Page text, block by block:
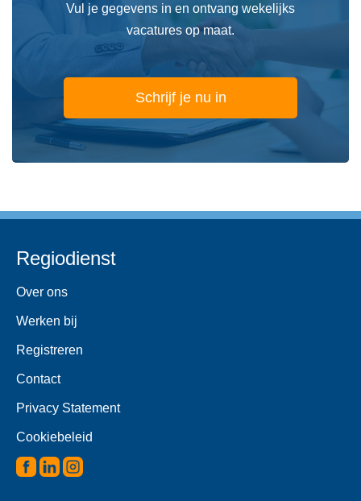
Vul je gegevens in en ontvang wekelijks
vacatures op maat.
Schrijf je nu in
Regiodienst
Over ons
Werken bij
Registreren
Contact
Privacy Statement
Cookiebeleid